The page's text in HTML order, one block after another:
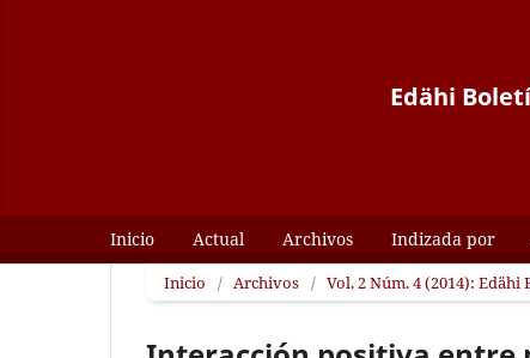
Edähi
Inicio Actual Archivos Indizada por
Inicio / Archivos / Vol. 2 Núm. 4 (2014):